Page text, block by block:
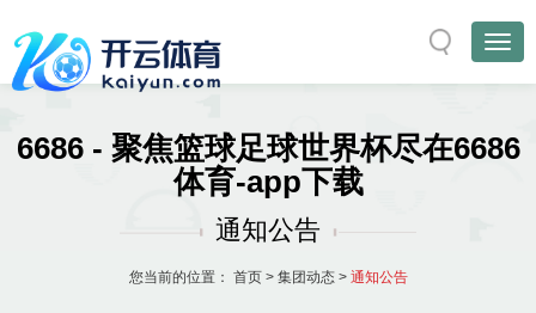
6686 - 聚焦篮球足球世界杯尽在6686
体育-app下载
通知公告
您当前的位置： 首页> 集团动态> 通知公告